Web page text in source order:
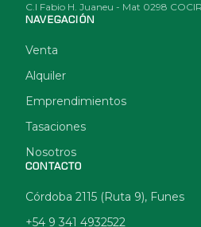
C.I Fabio H. Juaneu - Mat 0298 COCIR
NAVEGACIÓN
Venta
Alquiler
Emprendimientos
Tasaciones
Nosotros
CONTACTO
Córdoba 2115 (Ruta 9), Funes
+54 9 341 4932522